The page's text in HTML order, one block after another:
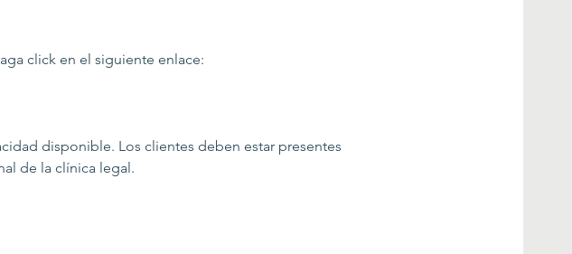
click en el siguiente enlace:
disponible. Los clientes deben estar presentes
de la clínica legal.